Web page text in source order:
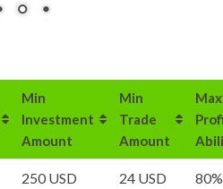
Min
Investment
Amount
Min
Trade
Amount
Max
250 USD 24 USD 80%